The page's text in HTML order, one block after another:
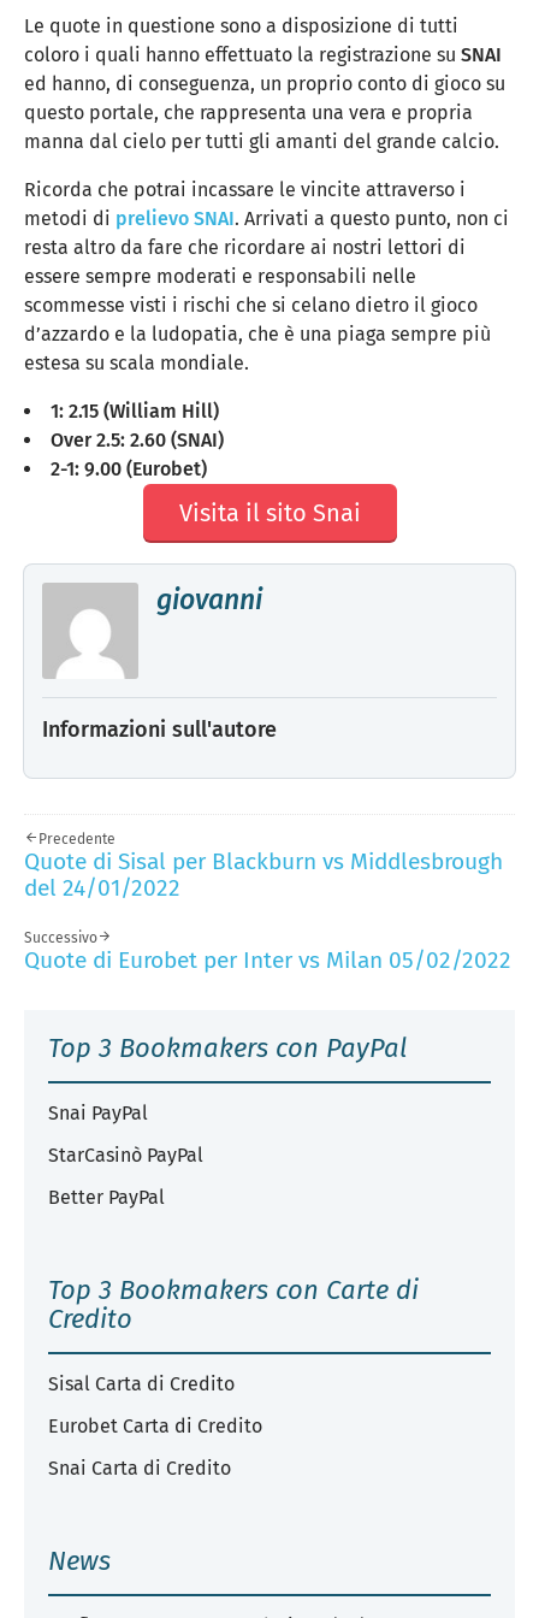
Le quote in questione sono a disposizione di tutti
coloro i quali hanno effettuato la registrazione su SNAI
ed hanno, di conseguenza, un proprio conto di gioco su
questo portale, che rappresenta una vera e propria
manna dal cielo per tutti gli amanti del grande calcio.
Ricorda che potrai incassare le vincite attraverso i
metodi di prelievo SNAI. Arrivati a questo punto, non ci
resta altro da fare che ricordare ai nostri lettori di
essere sempre moderati e responsabili nelle
scommesse visti i rischi che si celano dietro il gioco
d’azzardo e la ludopatia, che è una piaga sempre più
estesa su scala mondiale.
1: 2.15 (William Hill)
Over 2.5: 2.60 (SNAI)
2-1: 9.00 (Eurobet)
Visita il sito Snai
giovanni
Informazioni sull'autore
Precedente
Quote di Sisal per Blackburn vs Middlesbrough
del 24/01/2022
Successivo
Quote di Eurobet per Inter vs Milan 05/02/2022
Top 3 Bookmakers con PayPal
Snai PayPal
StarCasinò PayPal
Better PayPal
Top 3 Bookmakers con Carte di
Credito
Sisal Carta di Credito
Eurobet Carta di Credito
Snai Carta di Credito
News